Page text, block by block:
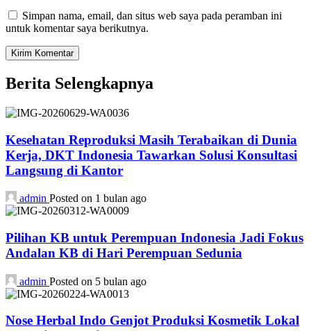
Simpan nama, email, dan situs web saya pada peramban ini
untuk komentar saya berikutnya.
Berita Selengkapnya
Kesehatan Reproduksi Masih Terabaikan di Dunia
Kerja, DKT Indonesia Tawarkan Solusi Konsultasi
Langsung di Kantor
admin Posted on 1 bulan ago
Pilihan KB untuk Perempuan Indonesia Jadi Fokus
Andalan KB di Hari Perempuan Sedunia
admin Posted on 5 bulan ago
Nose Herbal Indo Genjot Produksi Kosmetik Lokal